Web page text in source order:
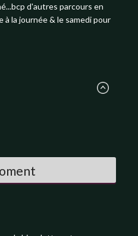
d'autres parcours en
à la journée & le samedi pour